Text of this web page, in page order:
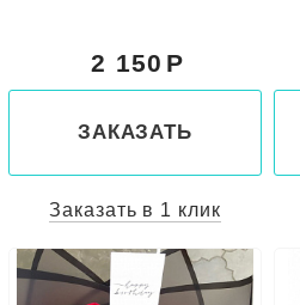
2 150
ЗАКАЗАТЬ
Заказать в 1 клик